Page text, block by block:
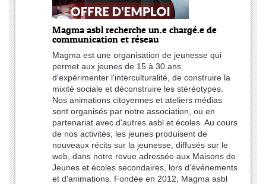
Magma asbl recherche un.e chargé.e de
communication et réseau
Magma est une organisation de jeunesse qui
permet aux jeunes de 15 à 30 ans
d'expérimenter l'interculturalité, de construire la
mixité sociale et déconstruire les stéréotypes.
Nos animations citoyennes et ateliers médias
sont organisés par notre association, ou en
partenariat avec d'autres asbl et écoles. Au cours
de nos activités, les jeunes produisent de
nouveaux récits sur la jeunesse, diffusés sur le
web, dans notre revue adressée aux Maisons de
Jeunes et écoles secondaires, lors d'événements
et d'animations. Fondée en 2012, Magma asbl